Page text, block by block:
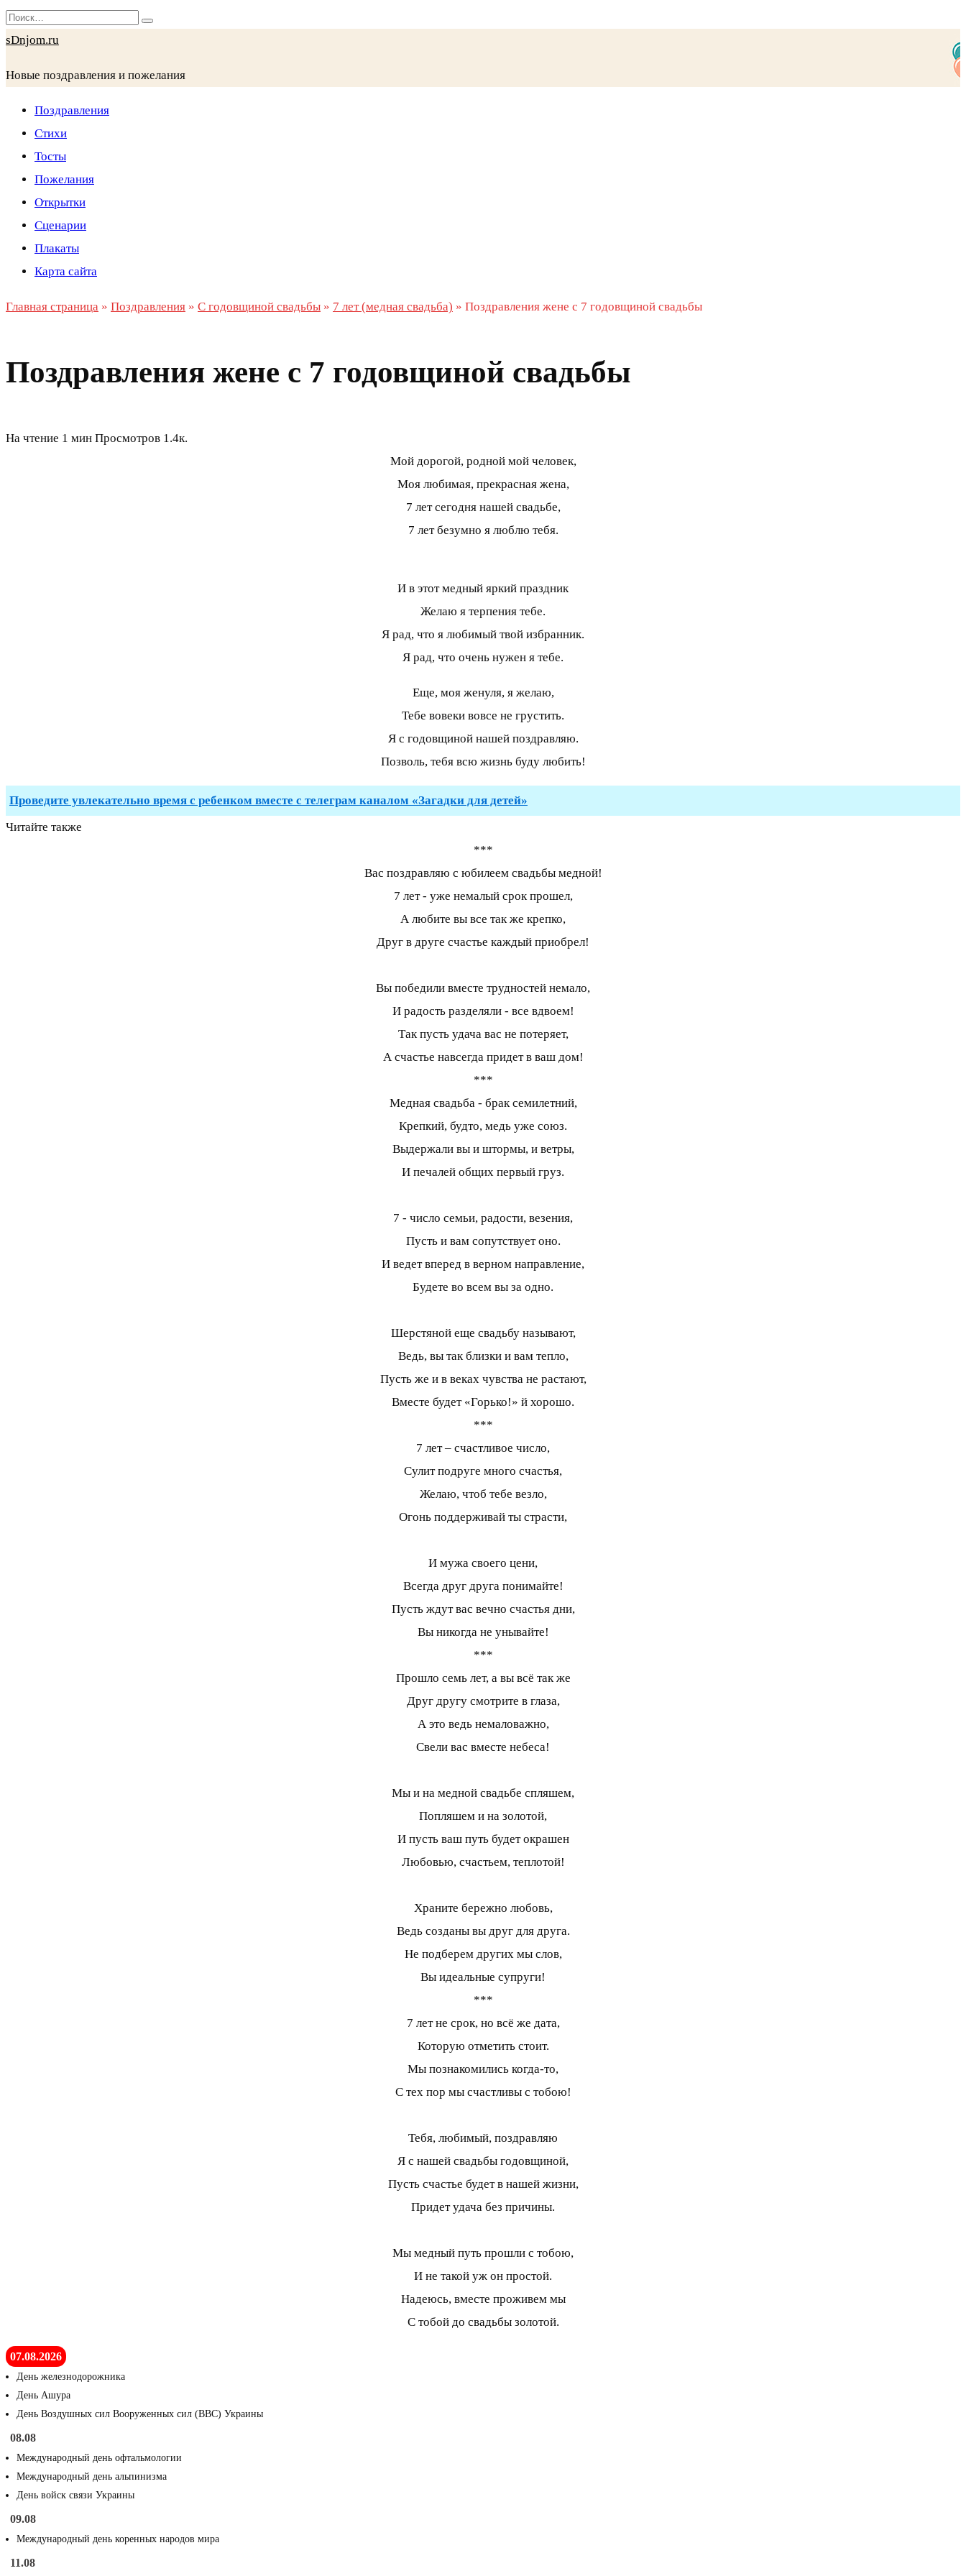
Перейти
к
Search
for:
sDnjom.ru
Новые поздравления и пожелания
Поздравления
Стихи
Тосты
Пожелания
Открытки
Сценарии
Плакаты
Карта сайта
Главная страница » Поздравления » С годовщиной свадьбы » 7 лет (медная свадьба) » Поздравления жене с 7 годовщиной свадьбы
Поздравления жене с 7 годовщиной свадьбы
На чтение 1 мин Просмотров 1.4к.
Мой дорогой, родной мой человек,
Моя любимая, прекрасная жена,
7 лет сегодня нашей свадьбе,
7 лет безумно я люблю тебя.
И в этот медный яркий праздник
Желаю я терпения тебе.
Я рад, что я любимый твой избранник.
Я рад, что очень нужен я тебе.
Еще, моя женуля, я желаю,
Тебе вовеки вовсе не грустить.
Я с годовщиной нашей поздравляю.
Позволь, тебя всю жизнь буду любить!
Проведите увлекательно время с ребенком вместе с телеграм каналом «Загадки для детей»
Читайте также
***
Вас поздравляю с юбилеем свадьбы медной!
7 лет - уже немалый срок прошел,
А любите вы все так же крепко,
Друг в друге счастье каждый приобрел!
Вы победили вместе трудностей немало,
И радость разделяли - все вдвоем!
Так пусть удача вас не потеряет,
А счастье навсегда придет в ваш дом!
***
Медная свадьба - брак семилетний,
Крепкий, будто, медь уже союз.
Выдержали вы и штормы, и ветры,
И печалей общих первый груз.
7 - число семьи, радости, везения,
Пусть и вам сопутствует оно.
И ведет вперед в верном направление,
Будете во всем вы за одно.
Шерстяной еще свадьбу называют,
Ведь, вы так близки и вам тепло,
Пусть же и в веках чувства не растают,
Вместе будет «Горько!» й хорошо.
***
7 лет – счастливое число,
Сулит подруге много счастья,
Желаю, чтоб тебе везло,
Огонь поддерживай ты страсти,
И мужа своего цени,
Всегда друг друга понимайте!
Пусть ждут вас вечно счастья дни,
Вы никогда не унывайте!
***
Прошло семь лет, а вы всё так же
Друг другу смотрите в глаза,
А это ведь немаловажно,
Свели вас вместе небеса!
Мы и на медной свадьбе спляшем,
Попляшем и на золотой,
И пусть ваш путь будет окрашен
Любовью, счастьем, теплотой!
Храните бережно любовь,
Ведь созданы вы друг для друга.
Не подберем других мы слов,
Вы идеальные супруги!
***
7 лет не срок, но всё же дата,
Которую отметить стоит.
Мы познакомились когда-то,
С тех пор мы счастливы с тобою!
Тебя, любимый, поздравляю
Я с нашей свадьбы годовщиной,
Пусть счастье будет в нашей жизни,
Придет удача без причины.
Мы медный путь прошли с тобою,
И не такой уж он простой.
Надеюсь, вместе проживем мы
С тобой до свадьбы золотой.
07.08.2026
День железнодорожника
День Ашура
День Воздушных сил Вооруженных сил (ВВС) Украины
08.08
Международный день офтальмологии
Международный день альпинизма
День войск связи Украины
09.08
Международный день коренных народов мира
11.08